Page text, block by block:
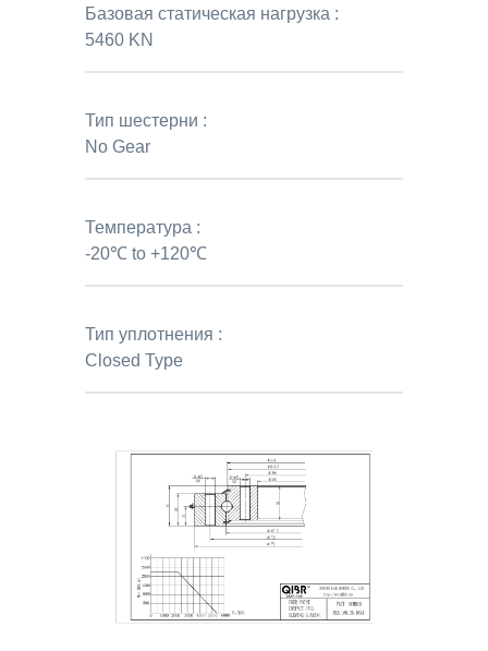
Базовая статическая нагрузка :
5460 KN
Тип шестерни :
No Gear
Температура :
-20℃ to +120℃
Тип уплотнения :
Closed Type